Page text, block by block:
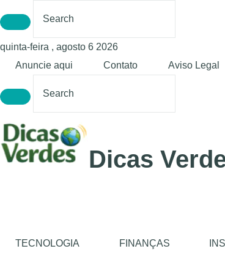
quinta-feira , agosto 6 2026
Anuncie aqui
Contato Aviso Legal
Dicas
TECNOLOGIA FINANÇAS